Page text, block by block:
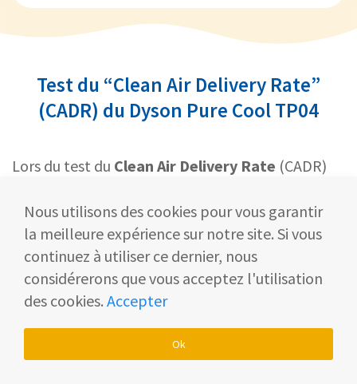
Test du “Clean Air Delivery Rate”
(CADR) du Dyson Pure Cool TP04
Lors du test du Clean Air Delivery Rate (CADR)
Manufacturers(AHAM) et une société de test
chinoise, les appareils de Dyson ont obtenu des
résultats de performance plus faibles.
Dans ces tests, les appareils sont soumis à
des tests de haute performance dans des
conditions de contraintes maximales.
Nous utilisons des cookies pour vous garantir
la meilleure expérience sur notre site. Si vous
continuez à utiliser ce dernier, nous
considérerons que vous acceptez l'utilisation
des cookies. Accepter
Ok